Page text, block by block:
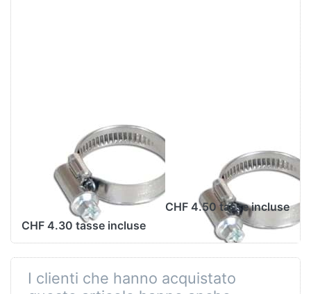
Luftfilter Puch
Maxi/Supermaxi/Ansaugstutzen
Bye Bike, 20-
32mm
CHF 4.30 tasse incluse
Maxi/Supermaxi,
32-50mm
CHF 4.50 tasse incluse
I clienti che hanno acquistato